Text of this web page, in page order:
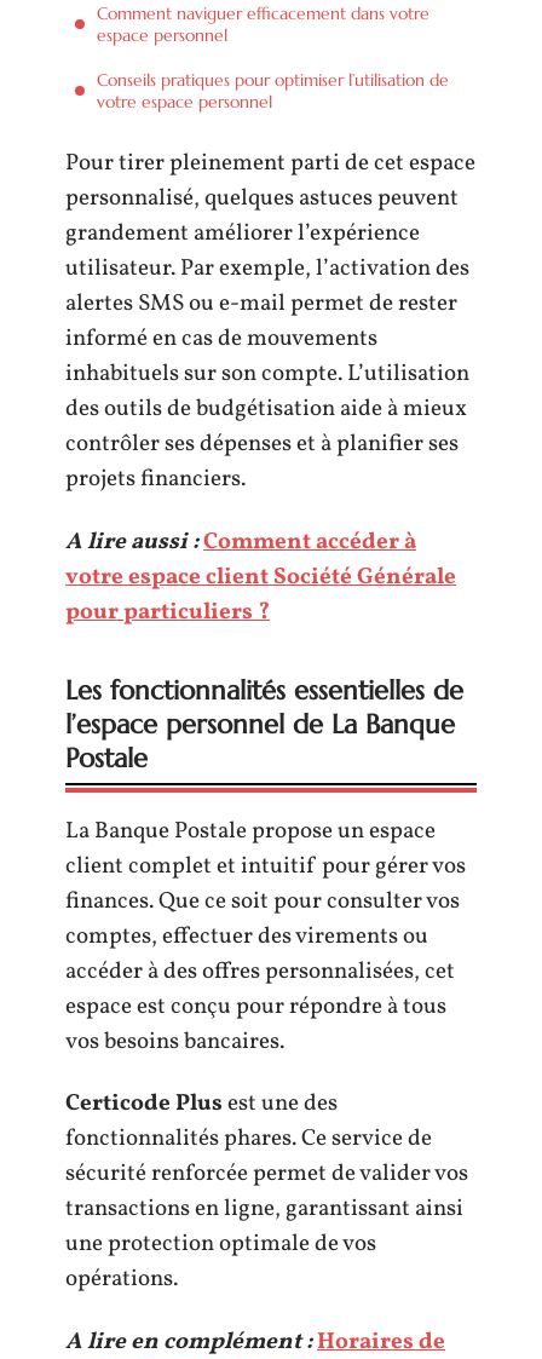
Comment naviguer efficacement dans votre
espace personnel
Conseils pratiques pour optimiser l’utilisation de
votre espace personnel
Pour tirer pleinement parti de cet espace
personnalisé, quelques astuces peuvent
grandement améliorer l’expérience
utilisateur. Par exemple, l’activation des
alertes SMS ou e-mail permet de rester
informé en cas de mouvements
inhabituels sur son compte. L’utilisation
des outils de budgétisation aide à mieux
contrôler ses dépenses et à planifier ses
projets financiers.
A lire aussi :Comment accéder à
votre espace client Société Générale
pour particuliers ?
Les fonctionnalités essentielles de
l’espace personnel de La Banque
Postale
La Banque Postale propose un espace
client complet et intuitif pour gérer vos
finances. Que ce soit pour consulter vos
comptes, effectuer des virements ou
accéder à des offres personnalisées, cet
espace est conçu pour répondre à tous
vos besoins bancaires.
Certicode Plusest une des
fonctionnalités phares. Ce service de
sécurité renforcée permet de valider vos
transactions en ligne, garantissant ainsi
une protection optimale de vos
opérations.
A lire en complément :Horaires de